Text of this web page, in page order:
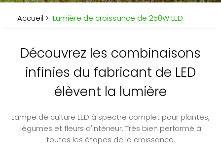
Accueil > Lumière de croissance de 250W LED
Découvrez les combinaisons
infinies du fabricant de LED
élèvent la lumière
Lampe de culture LED à spectre complet pour plantes,
légumes et fleurs d'intérieur. Très bien performé à
toutes les étapes de la croissance.